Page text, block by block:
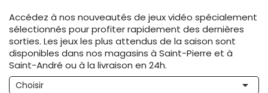
Accédez à nos nouveautés de jeux vidéo spécialement
sélectionnés pour profiter rapidement des dernières
sorties. Les jeux les plus attendus de la saison sont
disponibles dans nos magasins à Saint-Pierre et à
Saint-André ou à la livraison en 24h.
Choisir 